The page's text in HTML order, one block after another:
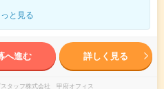
と見る
へ進む 詳しく見る
タッフ株式会社 甲府オフィス